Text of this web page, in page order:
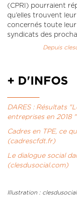
(CPRI) pourraient
qu’elles trouvent
concernés toute leur
syndicats des
Depuis
+ D'INFOS
DARES : Résultats
entreprises en 2018
Cadres en TPE, ce
(cadrescfdt.fr)
Le dialogue social
(clesdusocial.com)
Illustration :